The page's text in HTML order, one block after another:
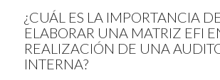
¿CUÁL ES LA IMPORTANCIA
ELABORAR UNA MATRIZ EFI
REALIZACIÓN DE UNA
INTERNA?